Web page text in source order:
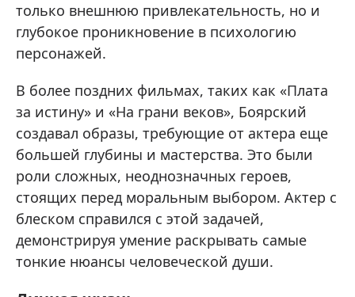
только внешнюю привлекательность, но и
глубокое проникновение в психологию
персонажей.
В более поздних фильмах, таких как «Плата
за истину» и «На грани веков», Боярский
создавал образы, требующие от актера еще
большей глубины и мастерства. Это были
роли сложных, неоднозначных героев,
стоящих перед моральным выбором. Актер с
блеском справился с этой задачей,
демонстрируя умение раскрывать самые
тонкие нюансы человеческой души.